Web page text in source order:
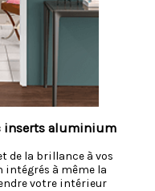
inserts aluminium
de la brillance à vos
à même la
votre intérieur